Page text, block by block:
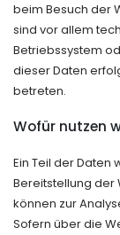
beim Besuch der
sind vor allem
Betriebssystem
dieser Daten
betreten.
Wofür nutzen
Ein Teil der
Bereitstellung der
können zur
Sofern über die